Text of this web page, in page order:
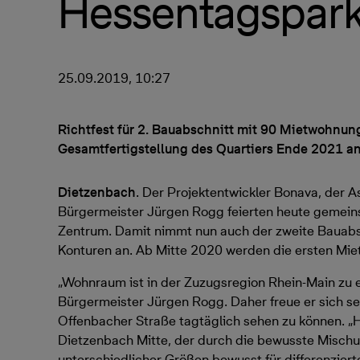
25.09.2019, 10:27
Richtfest für 2. Bauabschnitt mit 90
Gesamtfertigstellung des Quartiers Ende 2021
Dietzenbach. Der Projektentwickler Bonava, der
Bürgermeister Jürgen Rogg feierten heute
Zentrum. Damit nimmt nun auch der zweite
Konturen an. Ab Mitte 2020 werden die ersten
„Wohnraum ist in der Zuzugsregion Rhein-Main
Bürgermeister Jürgen Rogg. Daher freue er sich
Offenbacher Straße tagtäglich sehen zu können.
Dietzenbach Mitte, der durch die bewusste